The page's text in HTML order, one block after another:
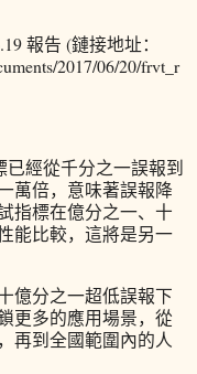
報告 (鏈接地址：
2017/06/20/frvt_r
經從千分之一誤報到
萬倍，意味著誤報降
指標在億分之一、十
能比較，這將是另一
億分之一超低誤報下
更多的應用場景，從
再到全國範圍內的人